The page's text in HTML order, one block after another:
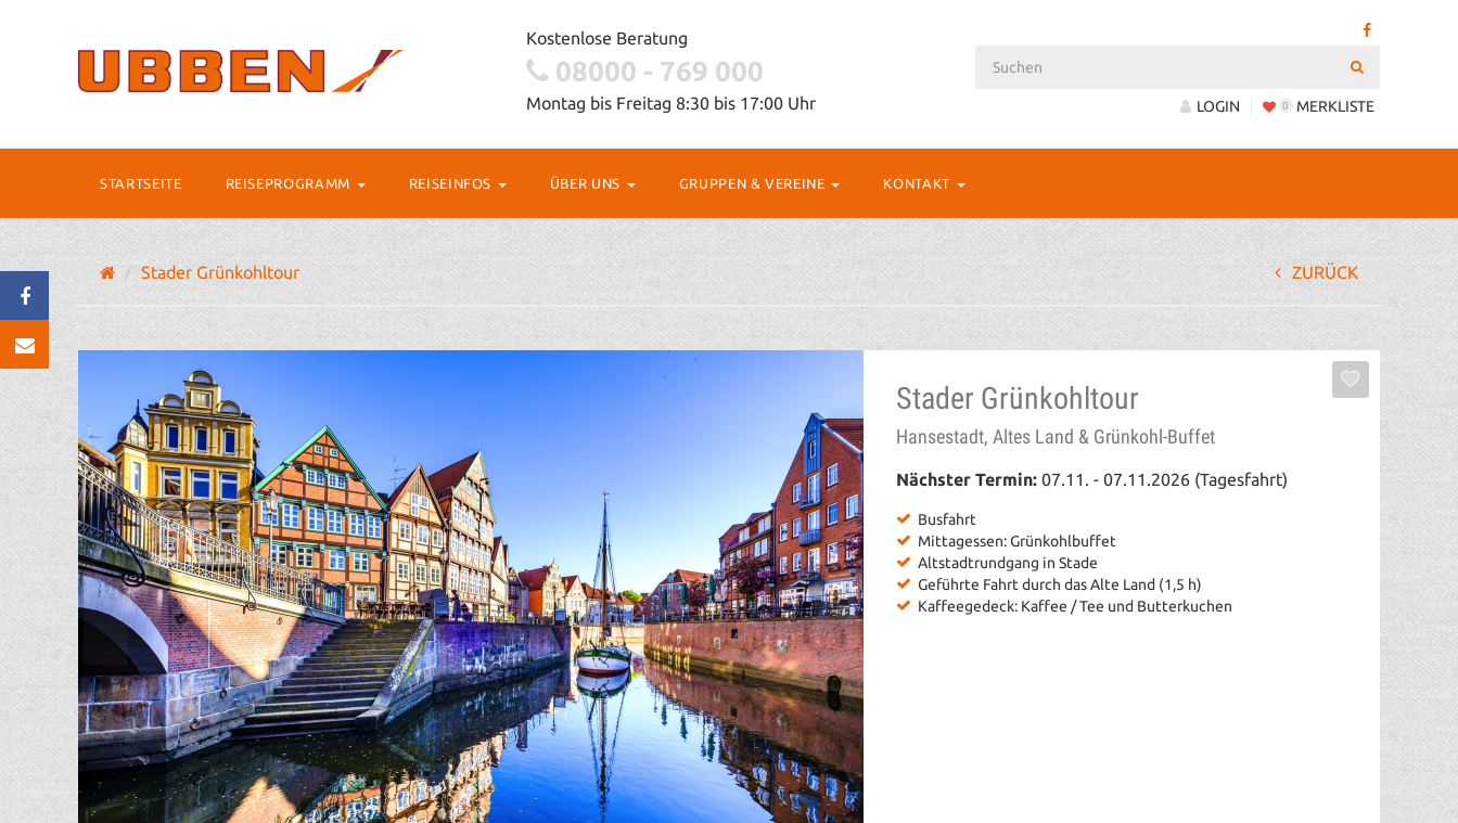
Kostenlose Beratung
08000 - 769 000
Montag bis Freitag 8:30 bis 17:00 Uhr LOGIN 0 MERKLISTE
STARTSEITE REISEPROGRAMM REISEINFOS ÜBER UNS GRUPPEN & VEREINE KONTAKT
Stader Grünkohltour ZURÜCK
Stader Grünkohltour
Hansestadt, Altes Land & Grünkohl-Buffet
Nächster Termin: 07.11. - 07.11.2026 (Tagesfahrt)
Busfahrt
Mittagessen: Grünkohlbuffet
Altstadtrundgang in Stade
Geführte Fahrt durch das Alte Land (1,5 h)
Kaffeegedeck: Kaffee / Tee und Butterkuchen